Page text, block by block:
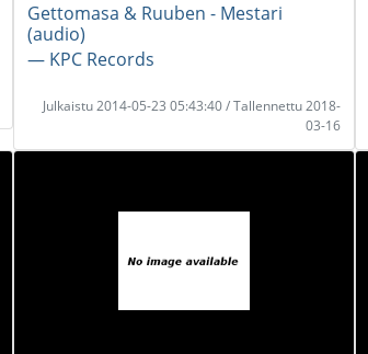
Gettomasa & Ruuben - Mestari
(audio)
― KPC Records
Julkaistu 2014-05-23 05:43:40 / Tallennettu 2018-
03-16